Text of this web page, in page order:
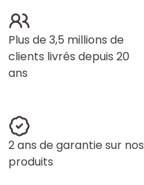
Plus de 3,5 millions de
clients livrés depuis 20
ans
2 ans de garantie sur nos
produits